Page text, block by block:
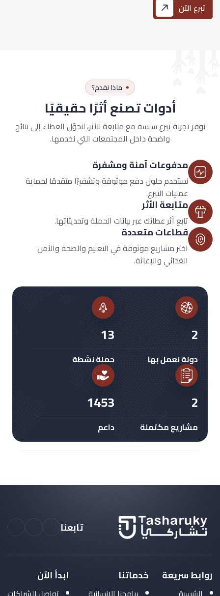
تبرع الآن
ماذا نقدم؟
أدوات تصنع أثرًا حقيقيًا
نوفر تجربة تبرع سلسة مع متابعة للأثر، لنحوّل العطاء إلى نتائج
واضحة داخل المجتمعات التي نخدمها.
مدفوعات آمنة ومشفرة
نستخدم حلول دفع موثوقة وتشفيرًا متقدمًا لحماية
عمليات التبرع.
متابعة الأثر
تابع أثر عطائك عبر بيانات الحملة وتحديثاتها.
قطاعات متعددة
اختر مشاريع موثوقة في التعليم والصحة والأمن
الغذائي والإغاثة.
3
دولة نعمل بها
18
حملة نشطة
3
مشاريع مكتملة
2057
داعم
تابعنا
روابط سريعة خدماتنا ابدأ الآن